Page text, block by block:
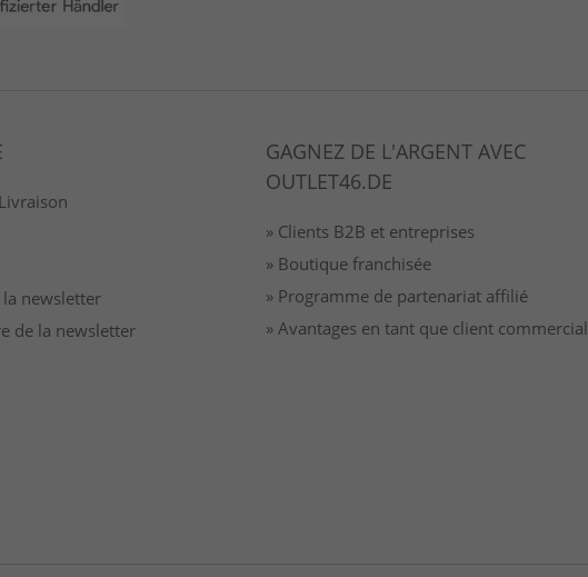
newsletter
de la newsletter
GAGNEZ DE L'ARGENT AVEC
OUTLET46.DE
» Clients B2B et entreprises
» Boutique franchisée
» Programme de partenariat affilié
» Avantages en tant que client commercial